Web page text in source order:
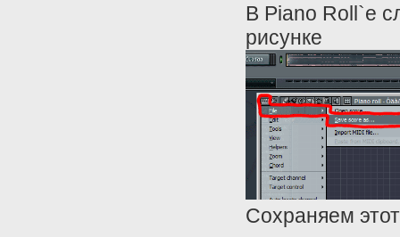
В Piano Roll`е
рисунке
Сохраняем